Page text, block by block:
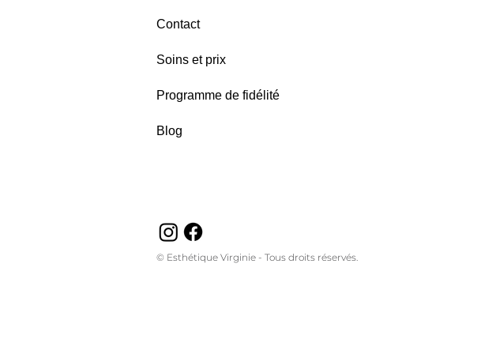
Contact
Soins et prix
Programme de fidélité
Blog
© Esthétique Virginie - Tous droits réservés.